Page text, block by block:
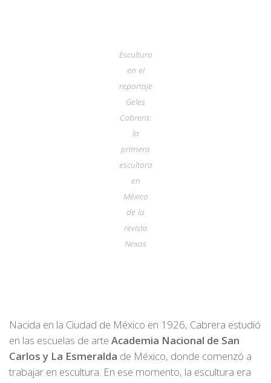
Escultura
en el
reportaje
Geles
Cabrera:
la
primera
escultora
en
México
de la
revista
Nexos
Nacida en la Ciudad de México en 1926, Cabrera estudió
en las escuelas de arte Academia Nacional de San
Carlos y La Esmeralda de México, donde comenzó a
trabajar en escultura. En ese momento, la escultura era